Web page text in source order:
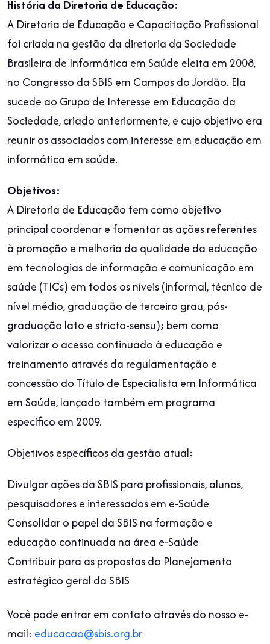
História da Diretoria de Educação:
A Diretoria de Educação e Capacitação Profissional
foi criada na gestão da diretoria da Sociedade
Brasileira de Informática em Saúde eleita em 2008,
no Congresso da SBIS em Campos do Jordão. Ela
sucede ao Grupo de Interesse em Educação da
Sociedade, criado anteriormente, e cujo objetivo era
reunir os associados com interesse em educação em
informática em saúde.
Objetivos:
A Diretoria de Educação tem como objetivo
principal coordenar e fomentar as ações referentes
à promoção e melhoria da qualidade da educação
em tecnologias de informação e comunicação em
saúde (TICs) em todos os níveis (informal, técnico de
nível médio, graduação de terceiro grau, pós-
graduação lato e stricto-sensu); bem como
valorizar o acesso continuado à educação e
treinamento através da regulamentação e
concessão do Título de Especialista em Informática
em Saúde, lançado também em programa
específico em 2009.
Objetivos específicos da gestão atual:
Divulgar ações da SBIS para profissionais, alunos,
pesquisadores e interessados em e-Saúde
Consolidar o papel da SBIS na formação e
educação continuada na área e-Saúde
Contribuir para as propostas do Planejamento
estratégico geral da SBIS
Você pode entrar em contato através do nosso e-
mail: educacao@sbis.org.br